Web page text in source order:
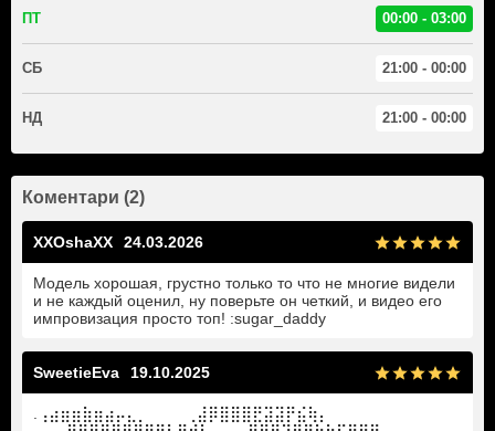
ПТ 00:00 - 03:00
СБ 21:00 - 00:00
НД 21:00 - 00:00
Коментари (2)
XXOshaXX 24.03.2026
Модель хорошая, грустно только то что не многие видели
и не каждый оценил, ну поверьте он четкий, и видео его
импровизация просто топ! :sugar_daddy
SweetieEva 19.10.2025
.⢠⣴⣶⣶⣷⣶⣴⡤⣄⡀ ⠀⠀⠀⢀⣼⡿⣿⣿⣿⣟⣽⣽⡟⣮⢷⡄